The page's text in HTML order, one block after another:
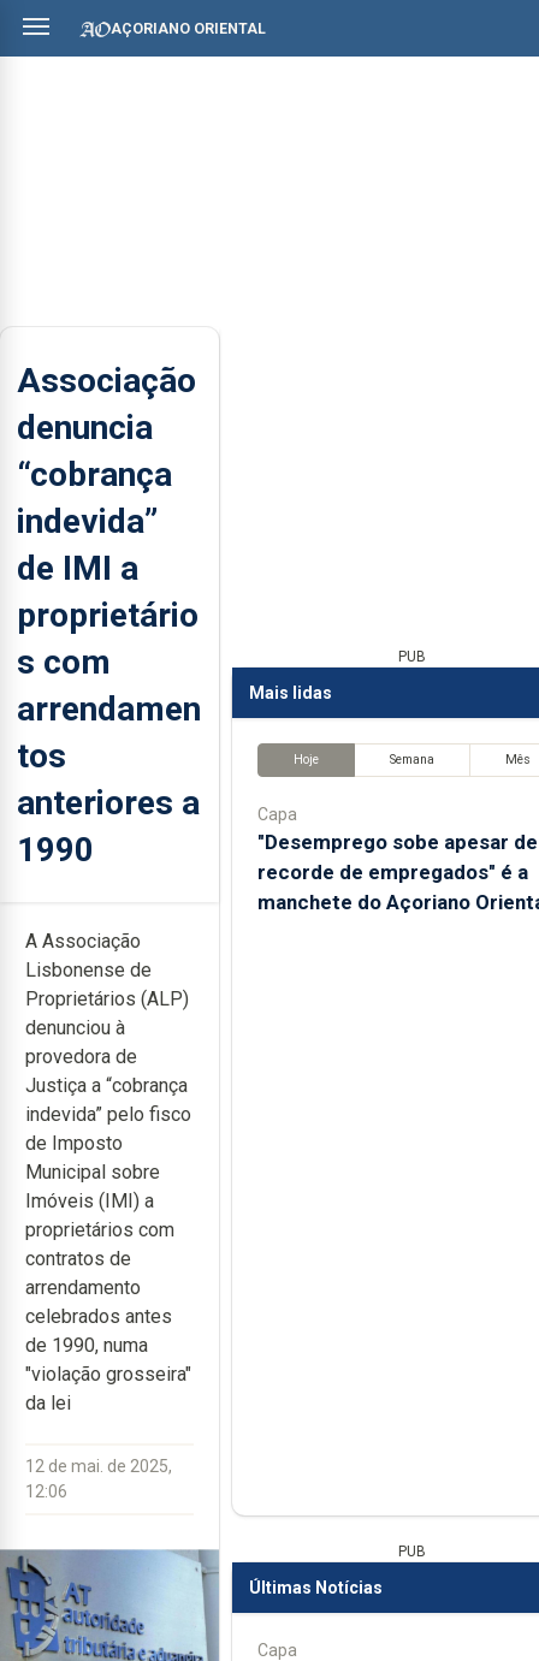
AÇORIANO ORIENTAL
Associação
denuncia
“cobrança
indevida”
de IMI a
proprietário
s com
arrendamen
tos
anteriores a
1990
A Associação
Lisbonense de
Proprietários (ALP)
denunciou à
provedora de
Justiça a “cobrança
indevida” pelo fisco
de Imposto
Municipal sobre
Imóveis (IMI) a
proprietários com
contratos de
arrendamento
celebrados antes
de 1990, numa
"violação grosseira"
da lei
12 de mai. de 2025,
12:06
PUB
Mais lidas
Hoje Semana Mês
Capa
"Desemprego sobe apesar de
recorde de empregados" é a
manchete do Açoriano
PUB
Últimas Notícias
Capa